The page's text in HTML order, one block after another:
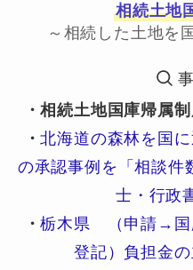
相続土地
～相続した土地を
・相続土地国庫帰属
・北海道の森林を国
の承認事例を「相談件
士・行政
・栃木県 （申請→国
登記）負担金